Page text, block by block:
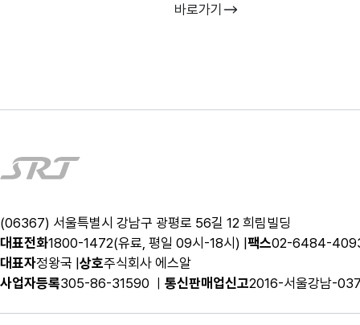
바로가기
(06367) 서울특별시 강남구 광평로 56길 12 희림빌딩
대표전화1800-1472(유료, 평일 09시-18시) | 팩스02-6484-
대표자정왕국 | 상호주식회사 에스알
사업자등록305-86-31590 ㅣ 통신판매업신고2016-서울강남-